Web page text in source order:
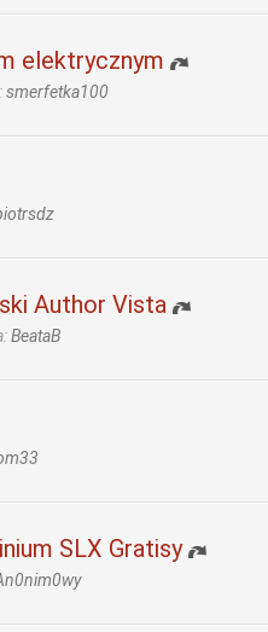
elektrycznym
smerfetka100
Author Vista
BeataB
SLX Gratisy